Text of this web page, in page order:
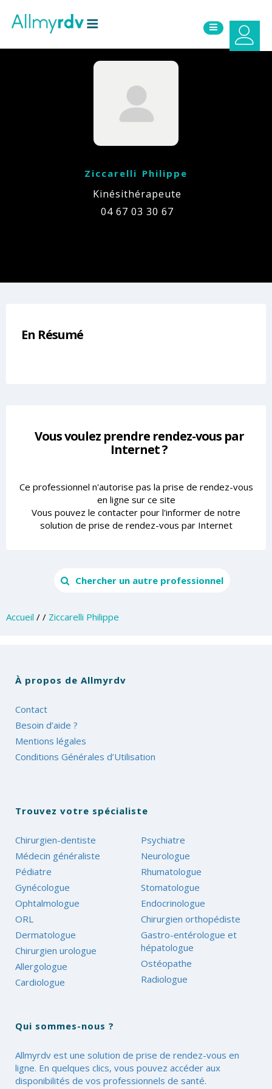
Ziccarelli Philippe
Kinésithérapeute
04 67 03 30 67
En Résumé
Vous voulez prendre rendez-vous par
Internet ?
Ce professionnel n'autorise pas la prise de rendez-vous
en ligne sur ce site
Vous pouvez le contacter pour l'informer de notre
solution de prise de rendez-vous par Internet
Chercher un autre professionnel
Accueil / / Ziccarelli Philippe
À propos de Allmyrdv
Contact
Besoin d’aide ?
Mentions légales
Conditions Générales d’Utilisation
Trouvez votre spécialiste
Chirurgien-dentiste
Médecin généraliste
Pédiatre
Gynécologue
Ophtalmologue
ORL
Dermatologue
Chirurgien urologue
Allergologue
Cardiologue
Psychiatre
Neurologue
Rhumatologue
Stomatologue
Endocrinologue
Chirurgien orthopédiste
Gastro-entérologue et
hépatologue
Ostéopathe
Radiologue
Qui sommes-nous ?
Allmyrdv est une solution de prise de rendez-vous en
ligne. En quelques clics, vous pouvez accéder aux
disponibilités de vos professionnels de santé.